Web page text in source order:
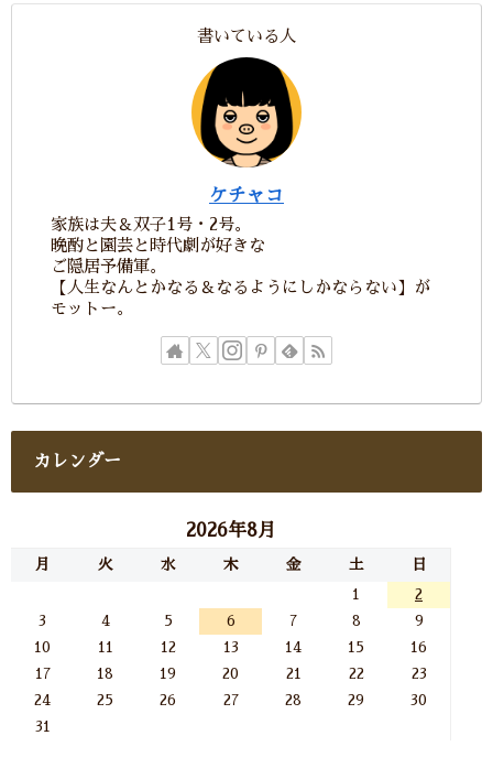
書いている人
ケチャコ
家族は夫＆双子1号・2号。
晩酌と園芸と時代劇が好きな
ご隠居予備軍。
【人生なんとかなる＆なるようにしかならない】が
モットー。
カレンダー
2026年8月
月 火 水 木 金 土 日
1
2
3
4 5 6 7 8
9
10
11 12 13 14 15
16
17
18 19 20 21 22
23
24
25 26 27 28 29
30
31